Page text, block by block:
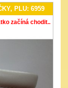
PLU: 6959
začíná chodit..